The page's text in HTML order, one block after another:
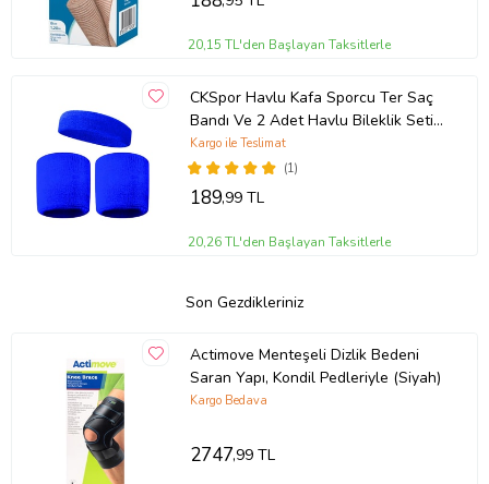
20,15 TL'den Başlayan Taksitlerle
CKSpor Havlu Kafa Sporcu Ter Saç
Bandı Ve 2 Adet Havlu Bileklik Seti
(Mavi)
(1)
Kargo ile Teslimat
189,99 TL
20,26 TL'den Başlayan Taksitlerle
Son Gezdikleriniz
Actimove Menteşeli Dizlik Bedeni
Saran Yapı, Kondil Pedleriyle (Siyah)
Kargo Bedava
2747,99 TL